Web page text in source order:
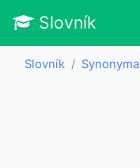
Slovník
Slovník Synonyma